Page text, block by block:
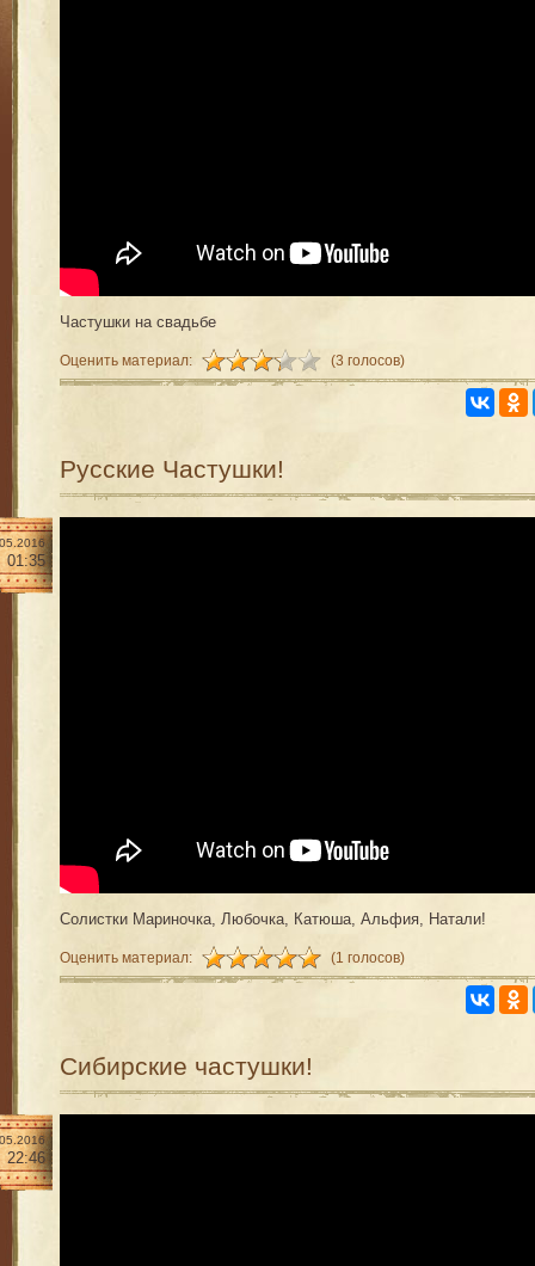
Частушки на свадьбе
Оценить материал: (3 голосов)
Русские Частушки!
01:35
Солистки Мариночка, Любочка, Катюша, Альфия, Натали!
Оценить материал: (1 голосов)
Сибирские частушки!
22:46